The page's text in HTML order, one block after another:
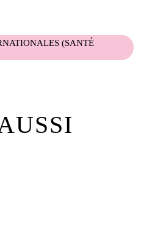
(SANTÉ